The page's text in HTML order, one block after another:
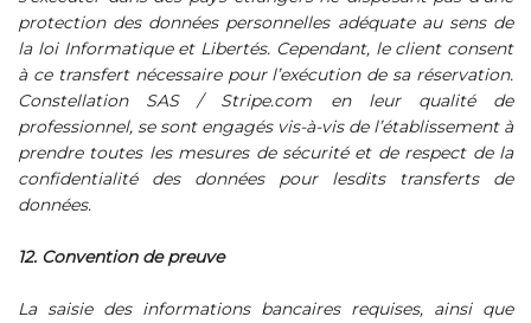
protection des données personnelles adéquate au sens de
la loi Informatique et Libertés. Cependant, le client consent
à ce transfert nécessaire pour l’exécution de sa réservation.
Constellation SAS / Stripe.com en leur qualité de
professionnel, se sont engagés vis-à-vis de l’établissement à
prendre toutes les mesures de sécurité et de respect de la
confidentialité des données pour lesdits transferts de
données.
12. Convention de preuve
La saisie des informations bancaires requises, ainsi que